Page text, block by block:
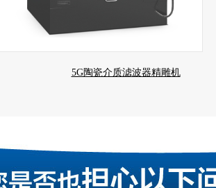
5G陶瓷介质滤波器精雕机